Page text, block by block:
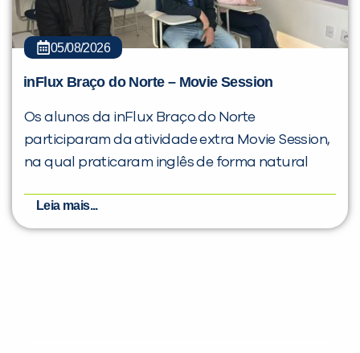
05/08/2026
inFlux Braço do Norte – Movie Session
Os alunos da inFlux Braço do Norte
participaram da atividade extra Movie Session,
na qual praticaram inglês de forma natural
Leia mais...